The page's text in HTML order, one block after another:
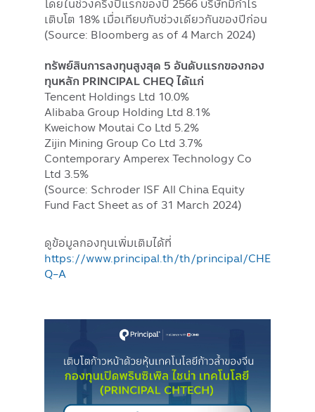
โดยในช่วงครึ่งปีแรกของปี 2566 บริษัทมีกำไร
เติบโต 18% เมื่อเทียบกับช่วงเดียวกันของปีก่อน
(Source: Bloomberg as of 4 March 2024)
ทรัพย์สินการลงทุนสูงสุด 5 อันดับแรกของกอง
ทุนหลัก PRINCIPAL CHEQ ได้แก่
Tencent Holdings Ltd 10.0%
Alibaba Group Holding Ltd 8.1%
Kweichow Moutai Co Ltd 5.2%
Zijin Mining Group Co Ltd 3.7%
Contemporary Amperex Technology Co
Ltd 3.5%
(Source: Schroder ISF All China Equity
Fund Fact Sheet as of 31 March 2024)
ดูข้อมูลกองทุนเพิ่มเติมได้ที่
https://www.principal.th/th/principal/CHE
Q-A